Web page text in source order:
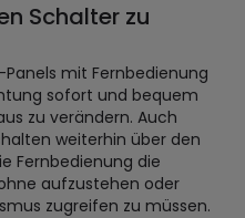
Schalter zu
mit Fernbedienung
sofort und bequem
zu verändern. Auch
weiterhin über den
Fernbedienung die
aufzustehen oder
zugreifen zu müssen.